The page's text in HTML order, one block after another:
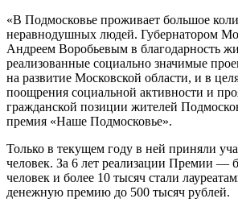
«В Подмосковье проживает большое
неравнодушных людей. Губернатором
Андреем Воробьевым в благодарность
реализованные социально значимые
на развитие Московской области, и в
поощрения социальной активности и
гражданской позиции жителей
премия «Наше Подмосковье».
Только в текущем году в ней приняли
человек. За 6 лет реализации Премии —
человек и более 10 тысяч стали
денежную премию до 500 тысяч рублей.